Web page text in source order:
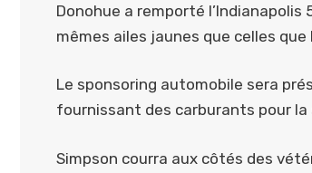
Donohue a remporté
mêmes ailes jaunes que celles que
Le sponsoring automobile sera
fournissant des carburants pour la
Simpson courra aux côtés des